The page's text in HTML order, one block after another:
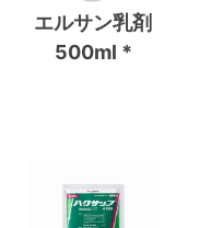
エルサン乳剤
500ml *